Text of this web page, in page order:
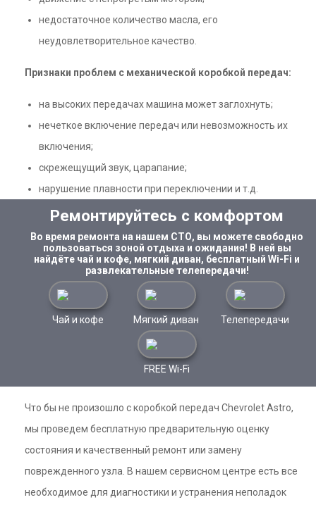
недостаточное количество масла, его
неудовлетворительное качество.
Признаки проблем с механической коробкой передач:
на высоких передачах машина может заглохнуть;
нечеткое включение передач или невозможность их
включения;
скрежещущий звук, царапание;
нарушение плавности при переключении и т.д.
Ремонтируйтесь с комфортом
Во время ремонта на нашем СТО, вы можете свободно
пользоваться зоной отдыха и ожидания! В ней вы
найдёте чай и кофе, мягкий диван, бесплатный Wi-Fi и
развлекательные телепередачи!
Чай и кофе Мягкий диван Телепередачи
FREE Wi-Fi
Что бы не произошло с коробкой передач Chevrolet Astro,
мы проведем бесплатную предварительную оценку
состояния и качественный ремонт или замену
поврежденного узла. В нашем сервисном центре есть все
необходимое для диагностики и устранения неполадок